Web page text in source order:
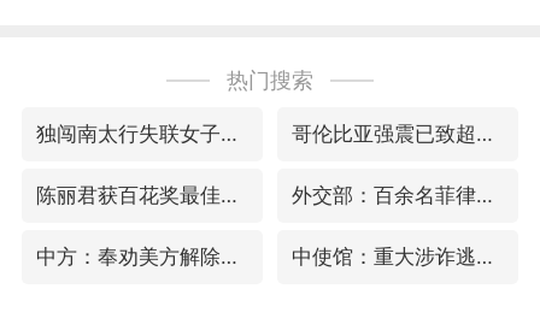
热门搜索
独闯南太行失联女子遗体已找到 哥伦比亚强震已致超20人死亡
陈丽君获百花奖最佳新人 外交部：百余名菲律宾公民被依法处理
中方：奉劝美方解除对古巴制裁封锁 中使馆：重大涉诈逃犯檀某落网